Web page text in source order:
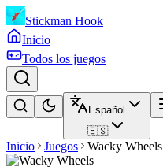
Stickman Hook
Inicio
Todos los juegos
Español
🇪🇸
Inicio Juegos Wacky Wheels